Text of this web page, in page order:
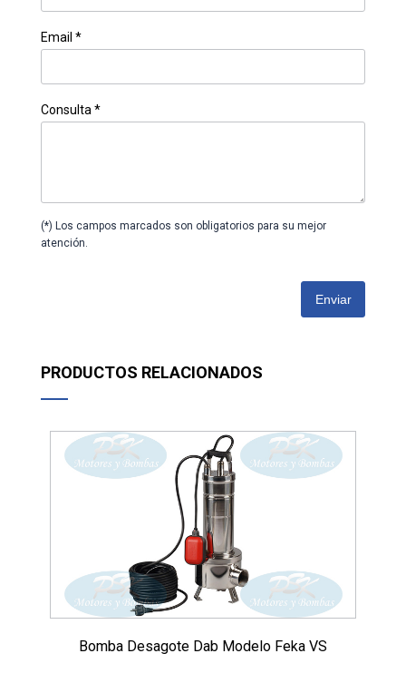
Email *
Consulta *
(*) Los campos marcados son obligatorios para su mejor
atención.
Enviar
PRODUCTOS RELACIONADOS
Bomba Desagote Dab Modelo Feka VS